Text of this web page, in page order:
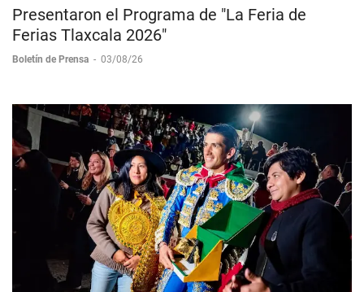
Presentaron el Programa de "La Feria de
Ferias Tlaxcala 2026"
Boletín de Prensa - 03/08/26